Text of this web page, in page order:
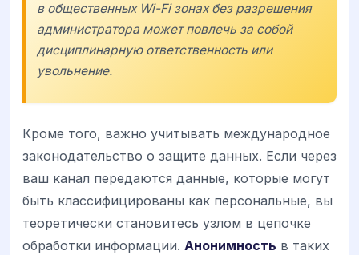
в общественных Wi-Fi зонах без разрешения
администратора может повлечь за собой
дисциплинарную ответственность или
увольнение.
Кроме того, важно учитывать международное
законодательство о защите данных. Если через
ваш канал передаются данные, которые могут
быть классифицированы как персональные, вы
теоретически становитесь узлом в цепочке
обработки информации. Анонимность в таких